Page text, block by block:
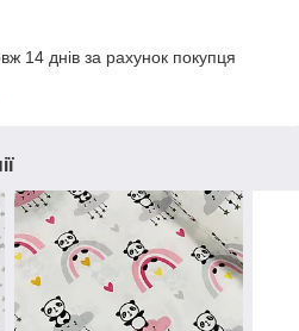
14 днів за рахунок покупця